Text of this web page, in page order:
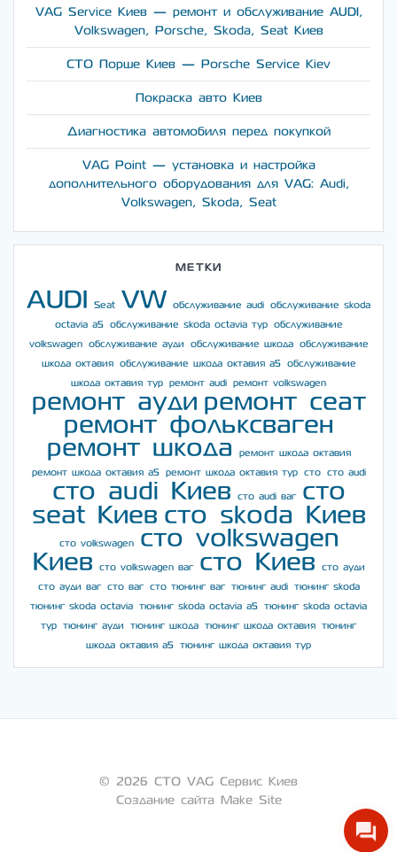
VAG Service Киев — ремонт и обслуживание AUDI,
Volkswagen, Porsche, Skoda, Seat Киев
СТО Порше Киев — Porsche Service Kiev
Покраска авто Киев
Диагностика автомобиля перед покупкой
VAG Point — установка и настройка
дополнительного оборудования для VAG: Audi,
Volkswagen, Skoda, Seat
МЕТКИ
AUDI Seat VW обслуживание audi
обслуживание skoda
octavia a5
обслуживание skoda octavia тур
обслуживание
volkswagen
обслуживание ауди обслуживание шкода
обслуживание
шкода октавия
обслуживание шкода октавия а5
обслуживание
шкода октавия тур
ремонт audi ремонт volkswagen
ремонт ауди ремонт сеат
ремонт фольксваген
ремонт шкода
ремонт шкода октавия
ремонт шкода октавия а5
ремонт шкода октавия тур сто сто audi
сто audi Киев сто audi ваг
сто
seat Киев сто skoda Киев
сто volkswagen
сто volkswagen
Киев
сто volkswagen ваг сто Киев
сто ауди
сто ауди ваг
сто ваг сто тюнинг ваг тюнинг audi
тюнинг skoda
тюнинг skoda octavia
тюнинг skoda octavia a5
тюнинг skoda octavia
тур
тюнинг ауди тюнинг шкода тюнинг шкода октавия
тюнинг
шкода октавия а5
тюнинг шкода октавия тур
© 2026 СТО VAG Сервис Киев
Создание сайта Make Site